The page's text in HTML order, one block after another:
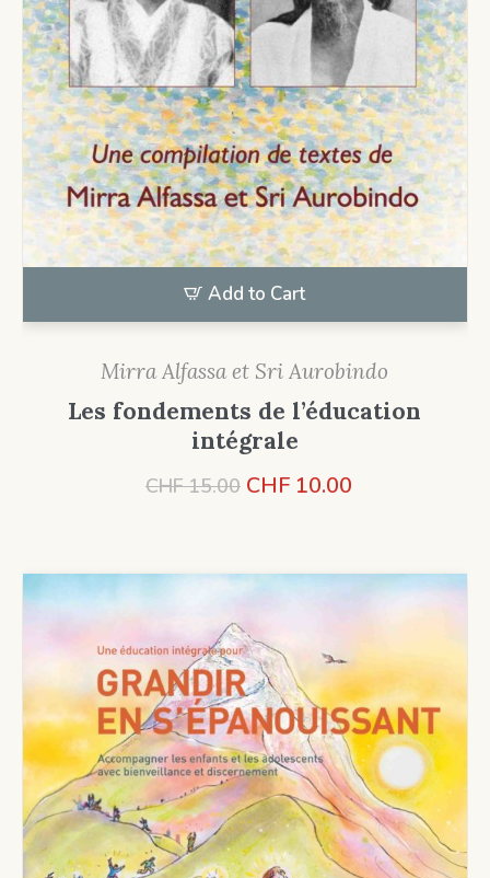
Add to Cart
Mirra Alfassa et Sri Aurobindo
Les fondements de l’éducation
intégrale
CHF 15.00 Le
était :
CHF 15.00.
CHF 10.00Le
est :
CHF 10.00.